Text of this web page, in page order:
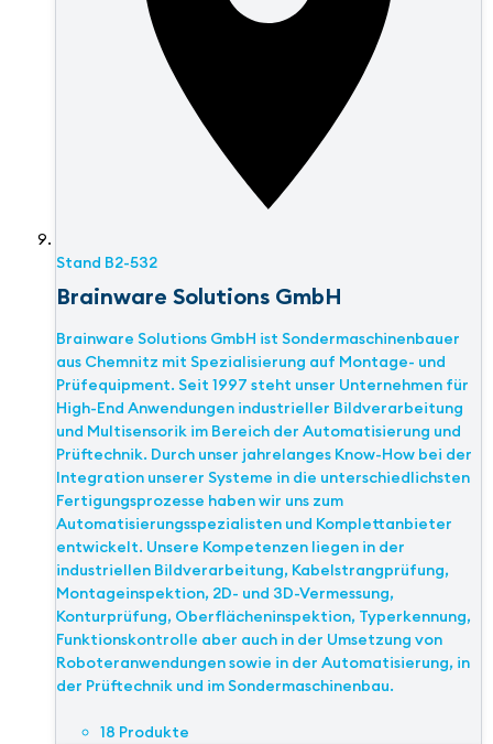
Stand B2-532
Brainware Solutions GmbH
Brainware Solutions GmbH ist Sondermaschinenbauer
aus Chemnitz mit Spezialisierung auf Montage- und
Prüfequipment. Seit 1997 steht unser Unternehmen für
High-End Anwendungen industrieller Bildverarbeitung
und Multisensorik im Bereich der Automatisierung und
Prüftechnik. Durch unser jahrelanges Know-How bei der
Integration unserer Systeme in die unterschiedlichsten
Fertigungsprozesse haben wir uns zum
Automatisierungsspezialisten und Komplettanbieter
entwickelt. Unsere Kompetenzen liegen in der
industriellen Bildverarbeitung, Kabelstrangprüfung,
Montageinspektion, 2D- und 3D-Vermessung,
Konturprüfung, Oberflächeninspektion, Typerkennung,
Funktionskontrolle aber auch in der Umsetzung von
Roboteranwendungen sowie in der Automatisierung, in
der Prüftechnik und im Sondermaschinenbau.
18 Produkte